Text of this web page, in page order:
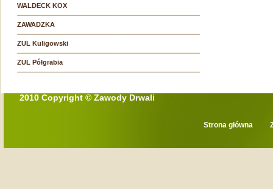
WALDECK KOX
ZAWADZKA
ZUL Kuligowski
ZUL Półgrabia
2010 Copyright © Zawody Drwali
Strona główna